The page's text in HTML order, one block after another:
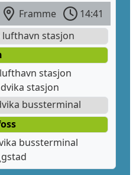
Framme
14:41
lufthavn stasjon
stasjon
stasjon
bussterminal
bussterminal